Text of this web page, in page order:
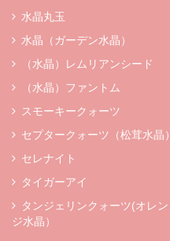
水晶丸玉
水晶（ガーデン水晶）
（水晶）レムリアンシード
（水晶）ファントム
スモーキークォーツ
セプタークォーツ（松茸水晶）
セレナイト
タイガーアイ
タンジェリンクォーツ(オレン
ジ水晶）